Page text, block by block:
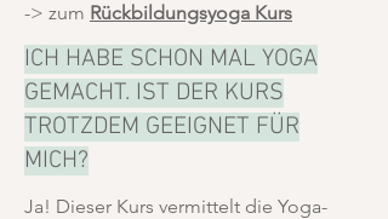
-> zum Rückbildungsyoga Kurs
ICH HABE SCHON MAL YOGA
GEMACHT. IST DER KURS
TROTZDEM GEEIGNET FÜR
MICH?
Ja! Dieser Kurs vermittelt die Yoga-